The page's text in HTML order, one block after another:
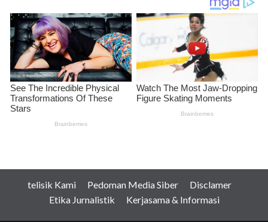
telisik Kami Pedoman Media Siber
Disclamer
Etika Jurnalistik
Kerjasama & Informasi